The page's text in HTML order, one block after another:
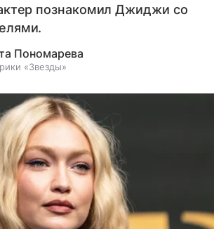
познакомил Джиджи со
Пономарева
«Звезды»